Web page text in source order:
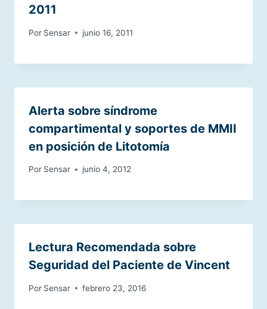
2011
Por Sensar junio 16, 2011
Alerta sobre síndrome
compartimental y soportes de MMII
en posición de Litotomía
Por Sensar junio 4, 2012
Lectura Recomendada sobre
Seguridad del Paciente de Vincent
Por Sensar febrero 23, 2016